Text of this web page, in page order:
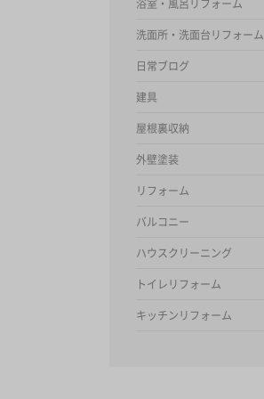
浴室・風呂リフォーム
洗面所・洗面台リフォーム
日常ブログ
建具
屋根裏収納
外壁塗装
リフォーム
バルコニー
ハウスクリーニング
トイレリフォーム
キッチンリフォーム